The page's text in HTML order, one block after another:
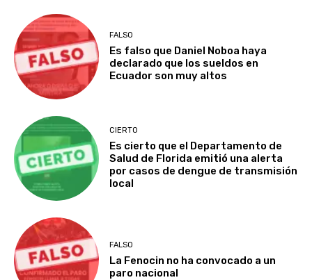
FALSO
Es falso que Daniel Noboa haya
declarado que los sueldos en
Ecuador son muy altos
CIERTO
Es cierto que el Departamento de
Salud de Florida emitió una alerta
por casos de dengue de transmisión
local
FALSO
La Fenocin no ha convocado a un
paro nacional